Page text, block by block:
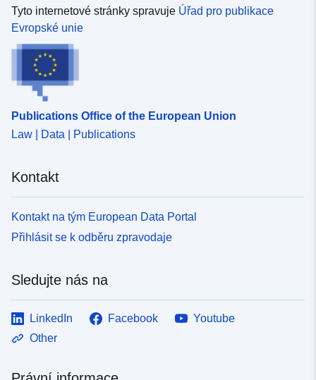
Tyto internetové stránky spravuje Úřad pro publikace
Evropské unie
Publications Office of the European Union
Law | Data | Publications
Kontakt
Kontakt na tým European Data Portal
Přihlásit se k odběru zpravodaje
Sledujte nás na
LinkedIn Facebook
Youtube
Other